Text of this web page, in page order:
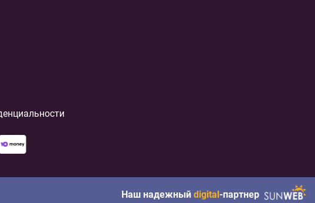
Наш надежный digital-партнер